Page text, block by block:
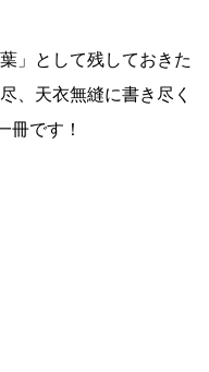
」として残しておきた
、天衣無縫に書き尽く
冊です！